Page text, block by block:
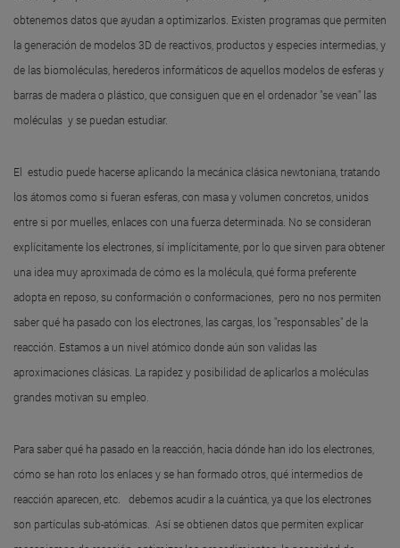
obtenemos datos que ayudan a optimizarlos. Existen programas que permiten
la generación de modelos 3D de reactivos, productos y especies intermedias, y
de las biomoléculas, herederos informáticos de aquellos modelos de esferas y
barras de madera o plástico, que consiguen que en el ordenador "se vean" las
moléculas y se puedan estudiar.
El estudio puede hacerse aplicando la mecánica clásica newtoniana, tratando
los átomos como si fueran esferas, con masa y volumen concretos, unidos
entre si por muelles, enlaces con una fuerza determinada. No se consideran
explícitamente los electrones, sí implícitamente, por lo que sirven para obtener
una idea muy aproximada de cómo es la molécula, qué forma preferente
adopta en reposo, su conformación o conformaciones, pero no nos permiten
saber qué ha pasado con los electrones, las cargas, los "responsables" de la
reacción. Estamos a un nivel atómico donde aún son validas las
aproximaciones clásicas. La rapidez y posibilidad de aplicarlos a moléculas
grandes motivan su empleo.
Para saber qué ha pasado en la reacción, hacia dónde han ido los electrones,
cómo se han roto los enlaces y se han formado otros, qué intermedios de
reacción aparecen, etc. debemos acudir a la cuántica, ya que los electrones
son partículas sub-atómicas. Así se obtienen datos que permiten explicar